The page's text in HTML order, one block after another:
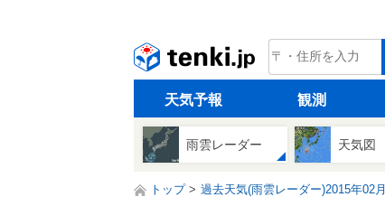
tenki.jp
天気予報 観測
雨雲レーダー 天気図
トップ 過去天気(雨雲レーダー)2015年02月